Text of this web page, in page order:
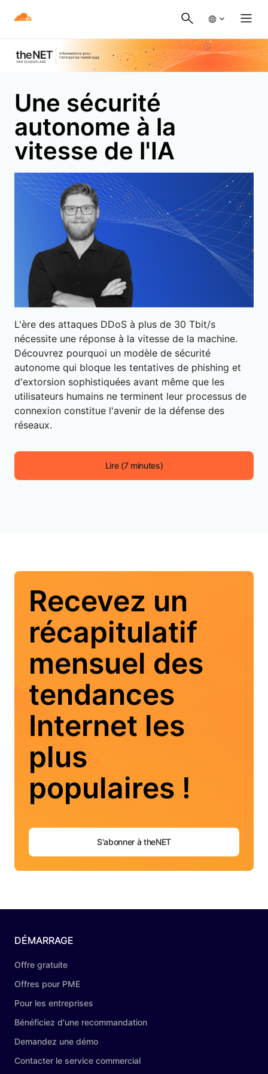
Une sécurité
autonome à la
vitesse de l'IA
L'ère des attaques DDoS à plus de 30 Tbit/s
nécessite une réponse à la vitesse de la machine.
Découvrez pourquoi un modèle de sécurité
autonome qui bloque les tentatives de phishing et
d'extorsion sophistiquées avant même que les
utilisateurs humains ne terminent leur processus de
connexion constitue l'avenir de la défense des
réseaux.
Lire (7 minutes)
Recevez un
récapitulatif
mensuel des
tendances
Internet les
plus
populaires !
S'abonner à theNET
DÉMARRAGE
Offre gratuite
Offres pour PME
Pour les entreprises
Bénéficiez d'une recommandation
Demandez une démo
Contacter le service commercial